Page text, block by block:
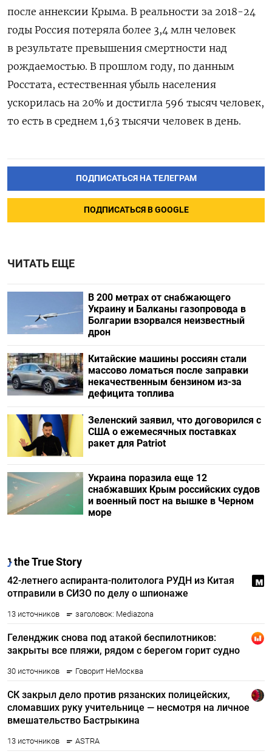
после аннексии Крыма. В реальности за 2018-24
годы Россия потеряла более 3,4 млн человек
в результате превышения смертности над
рождаемостью. В прошлом году, по данным
Росстата, естественная убыль населения
ускорилась на 20% и достигла 596 тысяч человек,
то есть в среднем 1,63 тысячи человек в день.
ПОДПИСАТЬСЯ НА ТЕЛЕГРАМ
ПОДПИСАТЬСЯ В GOOGLE
ЧИТАТЬ ЕЩЕ
В 200 метрах от снабжающего
Украину и Балканы газопровода в
Болгарии взорвался неизвестный
дрон
Китайские машины россиян стали
массово ломаться после заправки
некачественным бензином из-за
дефицита топлива
Зеленский заявил, что договорился с
США о ежемесячных поставках
ракет для Patriot
Украина поразила еще 12
снабжавших Крым российских судов
и военный пост на вышке в Черном
море